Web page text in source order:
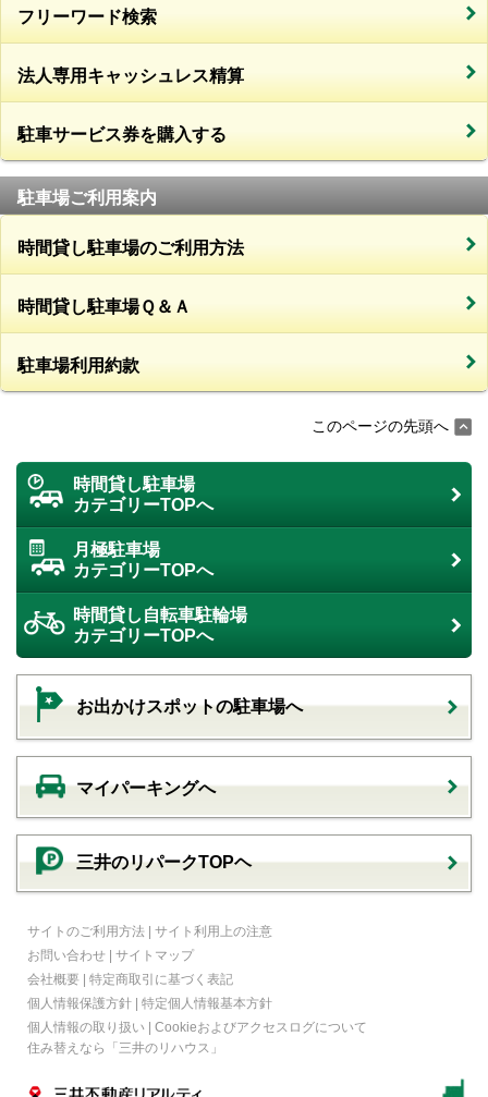
フリーワード検索
法人専用キャッシュレス精算
駐車サービス券を購入する
駐車場ご利用案内
時間貸し駐車場のご利用方法
時間貸し駐車場Ｑ＆Ａ
駐車場利用約款
このページの先頭へ
時間貸し駐車場
カテゴリーTOPへ
月極駐車場
カテゴリーTOPへ
時間貸し自転車駐輪場
カテゴリーTOPへ
お出かけスポットの駐車場へ
マイパーキングへ
三井のリパークTOPヘ
サイトのご利用方法 | サイト利用上の注意
お問い合わせ | サイトマップ
会社概要 | 特定商取引に基づく表記
個人情報保護方針 | 特定個人情報基本方針
個人情報の取り扱い | Cookieおよびアクセスログについて
住み替えなら
「三井のリハウス」